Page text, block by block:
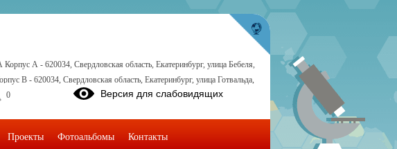
А - 620034, Свердловская область, Екатеринбург, улица Бебеля,
В - 620034, Свердловская область, Екатеринбург, улица Готвальда,
30 Версия для слабовидящих
Проекты Фотоальбомы Контакты